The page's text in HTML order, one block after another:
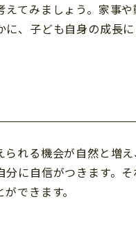
てみましょう。家事や
、子ども自身の成長
れる機会が自然と増
に自信がつきます。
できます。